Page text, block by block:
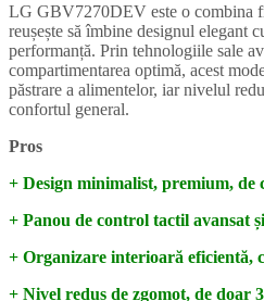
LG GBV7270DEV este o combina
reușește să îmbine designul elegant
performanță. Prin tehnologiile sale
compartimentarea optimă, acest
păstrare a alimentelor, iar nivelul
confortul general.
Pros
+ Design minimalist, premium, de
+ Panou de control tactil avansat
+ Organizare interioară eficientă,
+ Nivel redus de zgomot, de doar